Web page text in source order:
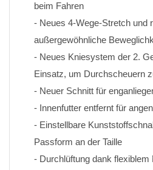
beim Fahren
- Neues 4-Wege-Stretch und
außergewöhnliche
- Neues Kniesystem der 2.
Einsatz, um Durchscheuern
- Neuer Schnitt für
- Innenfutter entfernt für
- Einstellbare
Passform an der Taille
- Durchlüftung dank flexiblem